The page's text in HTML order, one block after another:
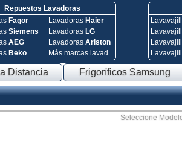
Repuestos Lavadoras
Fagor
Siemens
AEG
Beko
Lavadoras Haier
Lavadoras LG
Lavadoras Ariston
Más marcas lavad.
Distancia Frigoríficos Samsung
Seleccione